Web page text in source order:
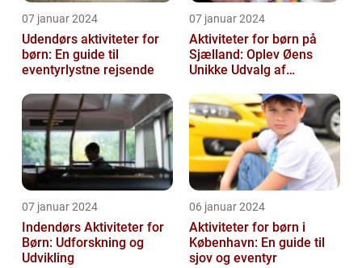
07 januar 2024
Udendørs aktiviteter for
børn: En guide til
eventyrlystne rejsende
07 januar 2024
Aktiviteter for børn på
Sjælland: Oplev Øens
Unikke Udvalg af
07 januar 2024
Indendørs Aktiviteter for
Børn: Udforskning og
Udvikling
06 januar 2024
Aktiviteter for børn i
København: En guide til
sjov og eventyr